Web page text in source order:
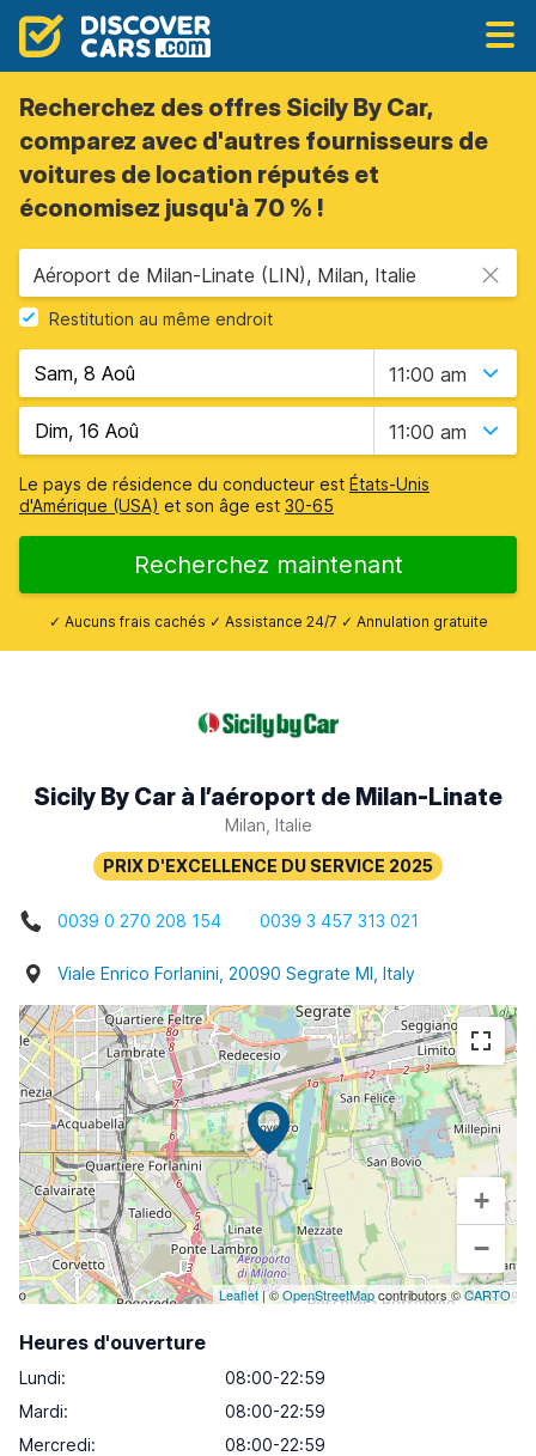
Recherchez des offres Sicily By Car,
comparez avec d'autres fournisseurs de
voitures de location réputés et
économisez jusqu'à 70 % !
Aéroport de Milan-Linate (LIN), Milan, Italie
Restitution au même endroit
11:00 am
11:00 am
Le pays de résidence du conducteur est États-Unis
d'Amérique (USA) et son âge est 30-65
Recherchez maintenant
✓ Aucuns frais cachés ✓ Assistance 24/7 ✓ Annulation gratuite
Sicily By Car à l’aéroport de Milan-Linate
Milan, Italie
0039 0 270 208 154 0039 3 457 313 021
Viale Enrico Forlanini, 20090 Segrate MI, Italy
+
−
Leaflet| ©OpenStreetMapcontributors ©CARTO
Heures d'ouverture
Lundi:
08:00-22:59
Mardi:
08:00-22:59
Mercredi:
08:00-22:59